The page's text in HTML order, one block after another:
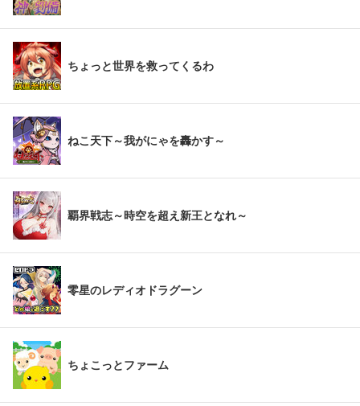
ちょっと世界を救ってくるわ
ねこ天下～我がにゃを轟かす～
覇界戦志～時空を超え新王となれ～
零星のレディオドラグーン
ちょこっとファーム